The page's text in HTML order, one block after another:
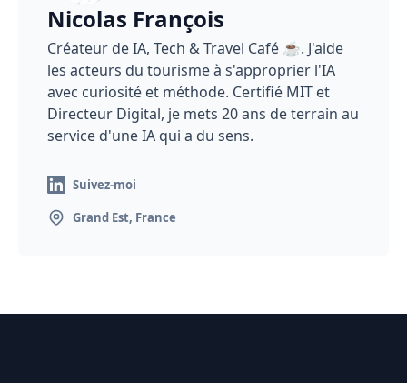
Nicolas François
Créateur de IA, Tech & Travel Café ☕️. J'aide
les acteurs du tourisme à s'approprier l'IA
avec curiosité et méthode. Certifié MIT et
Directeur Digital, je mets 20 ans de terrain au
service d'une IA qui a du sens.
Suivez-moi
Grand Est, France